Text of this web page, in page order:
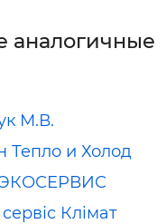
аналогичные
М.В.
Тепло и Холод
сервіс Клімат